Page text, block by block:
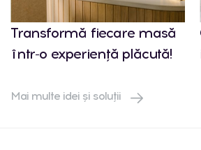
Transformă fiecare masă
într-o experiență plăcută!
Mai multe idei și soluții